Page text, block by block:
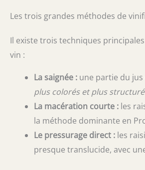
Les trois grandes méthodes de
Il existe trois techniques
vin :
La saignée : une partie du jus
plus colorés et plus
La macération courte : les
la méthode dominante en
Le pressurage direct : les
presque translucide, avec